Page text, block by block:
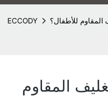
ECCODY المقاوم للأطفال؟
المقاوم